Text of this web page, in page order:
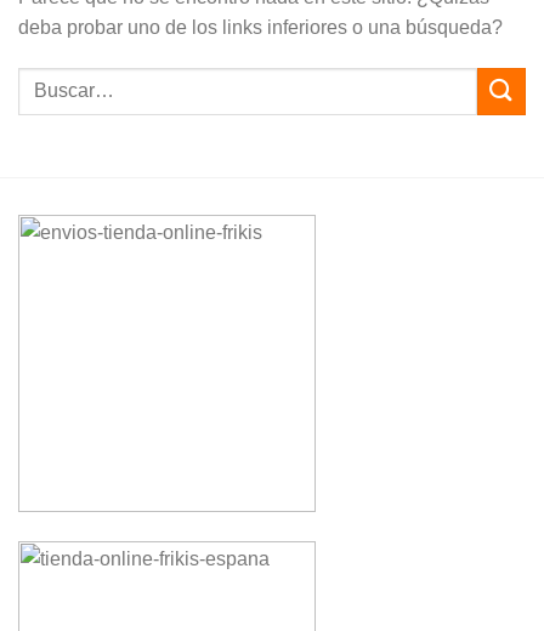
deba probar uno de los links inferiores o una búsqueda?